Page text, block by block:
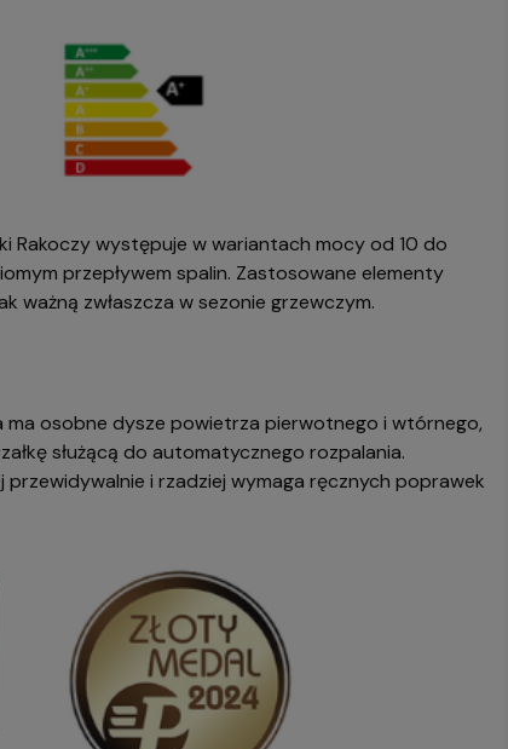
Rakoczy występuje w wariantach mocy od 10 do
przepływem spalin. Zastosowane elementy
ważną zwłaszcza w sezonie grzewczym.
ma osobne dysze powietrza pierwotnego i wtórnego,
służącą do automatycznego rozpalania.
i rzadziej wymaga ręcznych poprawek